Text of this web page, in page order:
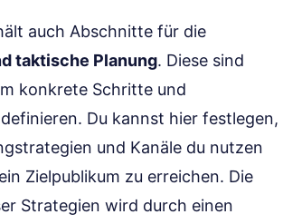
auch Abschnitte für die
taktische Planung. Diese sind
konkrete Schritte und
Du kannst hier festlegen,
und Kanäle du nutzen
Zielpublikum zu erreichen. Die
Strategien wird durch einen